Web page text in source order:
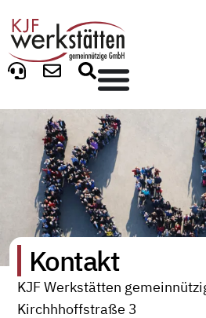
Kontakt
KJF Werkstätten
Kirchhhoffstraße 3